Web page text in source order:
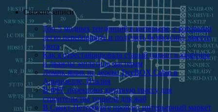
Свежие записи
Топ-5 модных тенденций в интерьере, с которыми
легко переборщить и получить безвкусицу вместо
уюта
Как я отреставриро­вала старый паркет в квартире
и дважды заплатила мастерам
Домик-ящик на дереве TreeBOX Cabin в
Альпизелле, Италия
В ФРГ перекроют крупную трассу для
строительства тоннеля для жаб
В Санкт-Петербурге пройдет интерьерный маркет